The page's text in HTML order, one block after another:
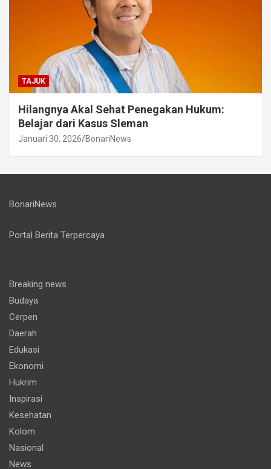
TAJUK
Hilangnya Akal Sehat Penegakan Hukum:
Belajar dari Kasus Sleman
Januari 30, 2026 BonariNews
BonariNews
Portal Berita Terpercaya
Breaking news
Budaya
Cerpen
Daerah
Edukasi
Ekonomi
Hukrim
Inspirasi
Kesehatan
Kolom
Nasional
News